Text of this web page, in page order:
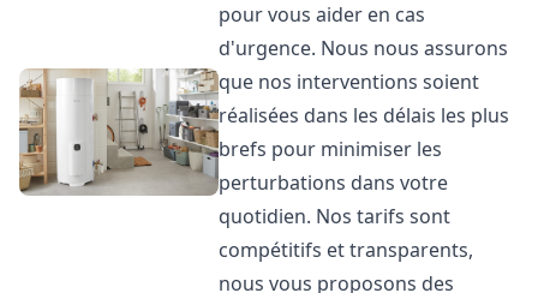
pour vous aider en cas
d'urgence. Nous nous assurons
que nos interventions soient
réalisées dans les délais les plus
brefs pour minimiser les
perturbations dans votre
quotidien. Nos tarifs sont
compétitifs et transparents,
nous vous proposons des